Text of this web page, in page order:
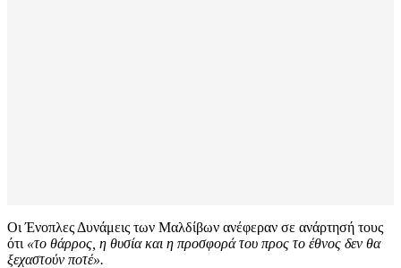
Οι Ένοπλες Δυνάμεις των Μαλδίβων ανέφεραν σε ανάρτησή τους
ότι «το θάρρος, η θυσία και η προσφορά του προς το έθνος δεν θα
ξεχαστούν ποτέ».